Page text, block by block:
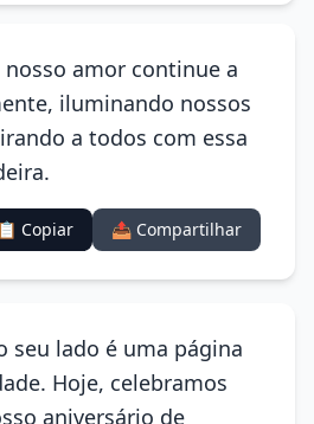
nosso amor continue a
iluminando nossos
a todos com essa
📋 Copiar 📤 Compartilhar
seu lado é uma página
Hoje, celebramos
aniversário de